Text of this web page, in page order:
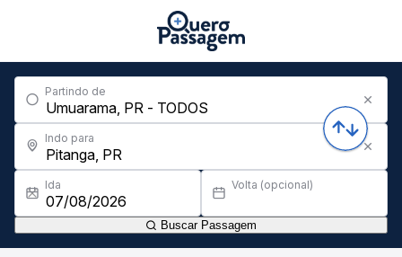
Partindo de
Indo para
Ida Volta (opcional)
Buscar Passagem